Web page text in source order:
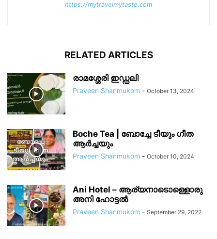
https://mytravelmytaste.com
RELATED ARTICLES
രാമശ്ശേരി ഇഡ്ഡലി
Praveen Shanmukom - October 13, 2024
Boche Tea | ബോച്ചേ ടീയും ഗീത
ആർച്ചയും
Praveen Shanmukom - October 10, 2024
Ani Hotel – ആര്യനാടൊള്ളൊരു
അനി ഹോട്ടൽ
Praveen Shanmukom - September 29, 2022